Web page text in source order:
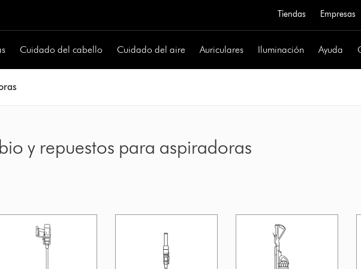
Tiendas Empresas
Cuidado del cabello Cuidado del aire Auriculares Iluminación Ayuda
y repuestos para aspiradoras